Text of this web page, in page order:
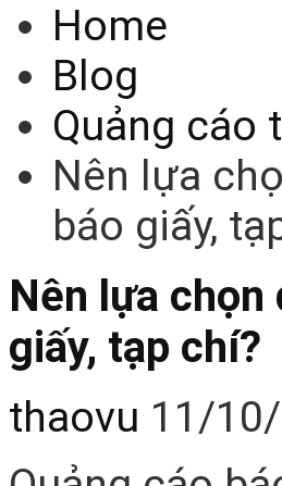
Home
Blog
Quảng cáo
Nên lựa
báo giấy,
Nên lựa chọn
giấy, tạp chí?
thaovu 11/